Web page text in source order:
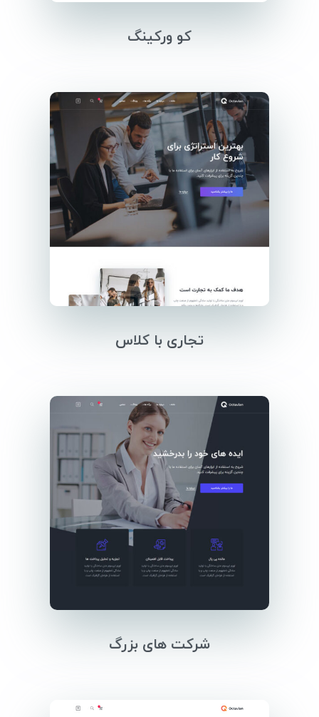
کو ورکینگ
تجاری با کلاس
شرکت های بزرگ